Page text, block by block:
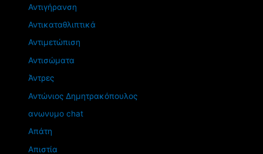
Αντιγήρανση
Αντικαταθλιπτικά
Αντιμετώπιση
Αντισώματα
Άντρες
Αντώνιος Δημητρακόπουλος
ανωνυμο chat
Απάτη
Απιστία